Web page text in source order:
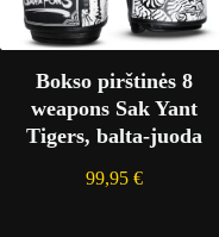
Bokso pirštinės 8
weapons Sak Yant
Tigers, balta-juoda
99,95 €